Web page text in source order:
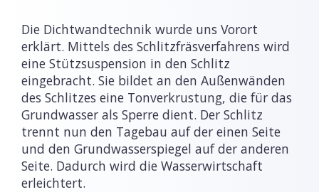
Die Dichtwandtechnik wurde uns Vorort
erklärt. Mittels des Schlitzfräsverfahrens wird
eine Stützsuspension in den Schlitz
eingebracht. Sie bildet an den Außenwänden
des Schlitzes eine Tonverkrustung, die für das
Grundwasser als Sperre dient. Der Schlitz
trennt nun den Tagebau auf der einen Seite
und den Grundwasserspiegel auf der anderen
Seite. Dadurch wird die Wasserwirtschaft
erleichtert.